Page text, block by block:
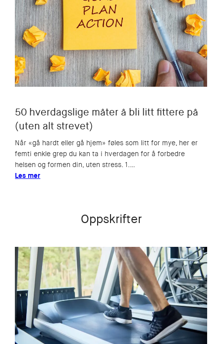
50 hverdagslige måter å bli litt fittere på
(uten alt strevet)
Når «gå hardt eller gå hjem» føles som litt for mye, her er
femti enkle grep du kan ta i hverdagen for å forbedre
helsen og formen din, uten stress. 1.…
Les mer
Oppskrifter